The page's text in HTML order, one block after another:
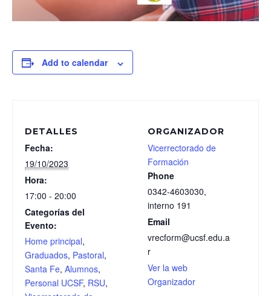
Add to calendar
DETALLES
Fecha:
19/10/2023
Hora:
17:00 - 20:00
Categorías del
Evento:
Home principal,
Graduados, Pastoral,
Santa Fe, Alumnos,
Personal UCSF, RSU,
ORGANIZADOR
Vicerrectorado de
Formación
Phone
0342-4603030,
interno 191
Email
vrecform@ucsf.edu.a
r
Ver la web
Organizador